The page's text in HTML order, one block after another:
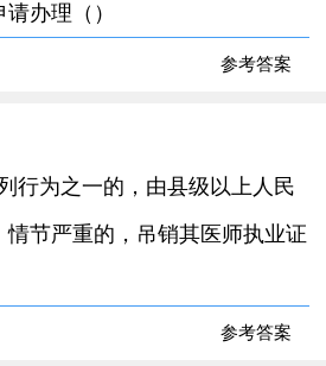
办理（）
参考答案
行为之一的，由县级以上人民
节严重的，吊销其医师执业证
参考答案